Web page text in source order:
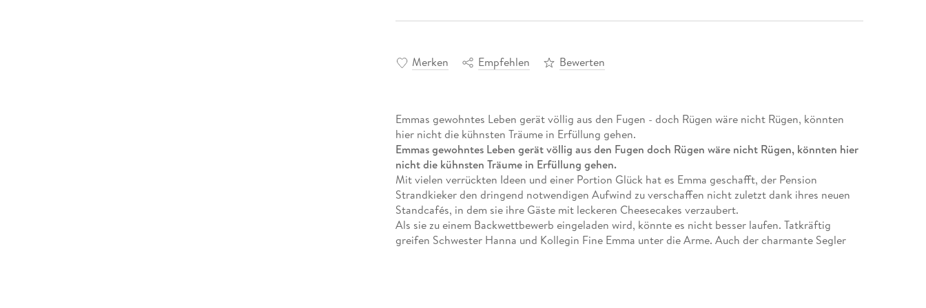
Merken Empfehlen Bewerten
Emmas gewohntes Leben gerät völlig aus den Fugen - doch Rügen wäre nicht Rügen, könnten
hier nicht die kühnsten Träume in Erfüllung gehen.
Emmas gewohntes Leben gerät völlig aus den Fugen doch Rügen wäre nicht Rügen, könnten hier
nicht die kühnsten Träume in Erfüllung gehen.
Mit vielen verrückten Ideen und einer Portion Glück hat es Emma geschafft, der Pension
Strandkieker den dringend notwendigen Aufwind zu verschaffen nicht zuletzt dank ihres neuen
Standcafés, in dem sie ihre Gäste mit leckeren Cheesecakes verzaubert.
Als sie zu einem Backwettbewerb eingeladen wird, könnte es nicht besser laufen. Tatkräftig
greifen Schwester Hanna und Kollegin Fine Emma unter die Arme. Auch der charmante Segler